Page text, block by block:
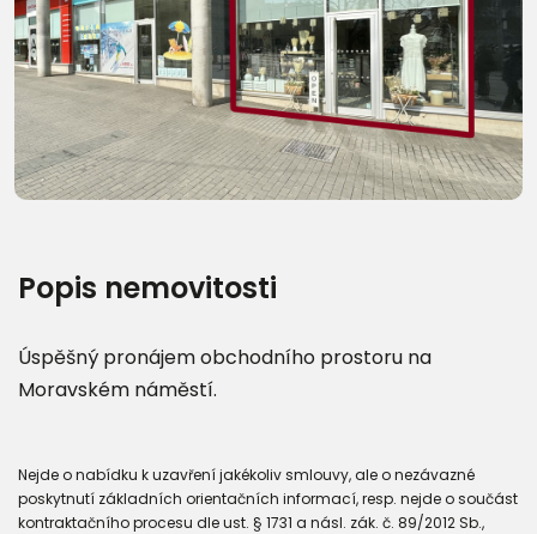
Další fotografie (8)
Popis nemovitosti
Úspěšný pronájem obchodního prostoru na
Moravském náměstí.
Nejde o nabídku k uzavření jakékoliv smlouvy, ale o nezávazné
poskytnutí základních orientačních informací, resp. nejde o součást
kontraktačního procesu dle ust. § 1731 a násl. zák. č. 89/2012 Sb.,